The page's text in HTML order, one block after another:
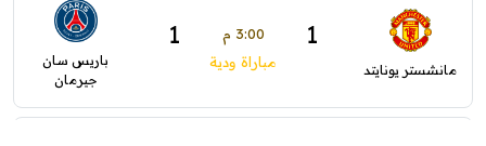
مانشستر يونايتد
1 3:00 م 1
مباراة ودية
باريس سان
جيرمان